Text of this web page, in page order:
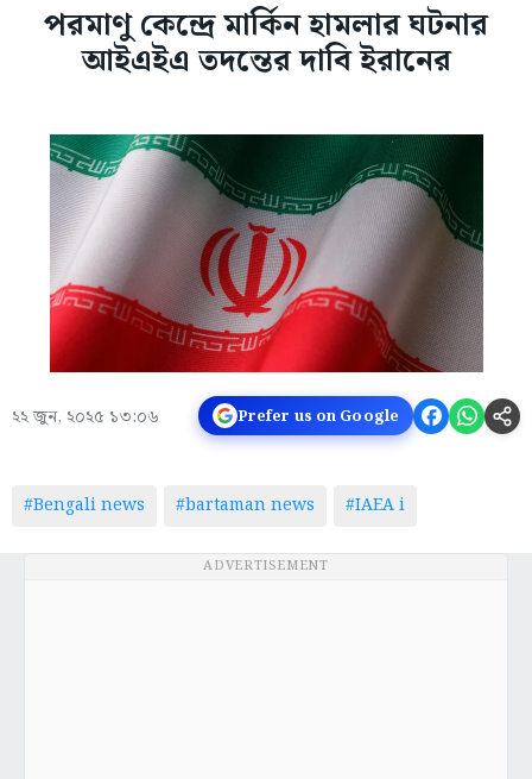
পরমাণু কেন্দ্রে মার্কিন হামলার ঘটনার
আইএইএ তদন্তের দাবি ইরানের
২২ জুন, ২০২৫ ১৩:০৬ Prefer us on Google
#Bengali news #bartaman news #IAEA i
ADVERTISEMENT